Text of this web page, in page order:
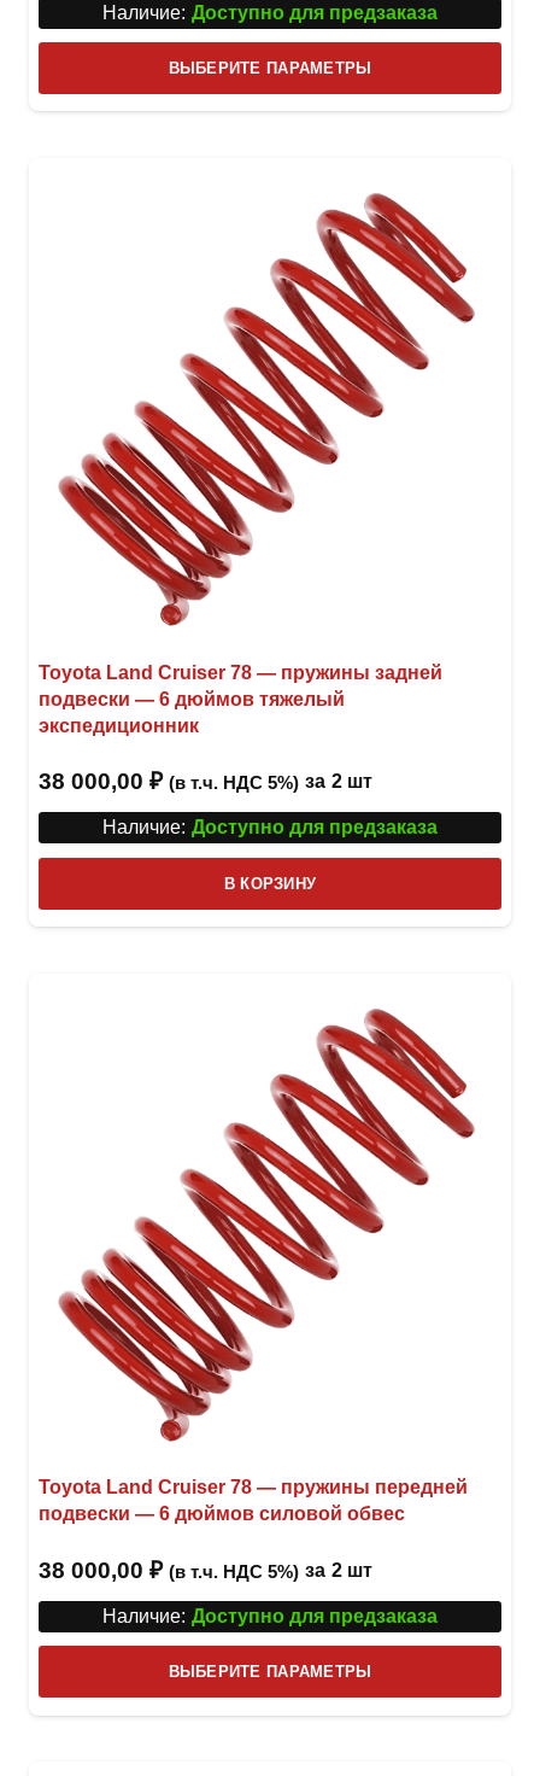
Наличие: Доступно для предзаказа
ВЫБЕРИТЕ ПАРАМЕТРЫ
товар
Toyota Land Cruiser 78 — пружины задней
подвески — 6 дюймов тяжелый
экспедиционник
38 000,00 ₽ (в т.ч. НДС 5%) за 2 шт
Наличие: Доступно для предзаказа
В КОРЗИНУ
Toyota Land Cruiser 78 — пружины передней
подвески — 6 дюймов силовой обвес
38 000,00 ₽ (в т.ч. НДС 5%) за 2 шт
Наличие: Доступно для предзаказа
ВЫБЕРИТЕ ПАРАМЕТРЫ
товар